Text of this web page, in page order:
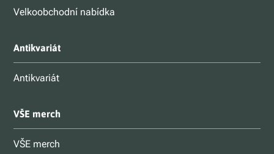
Velkoobchodní nabídka
Antikvariát
Antikvariát
VŠE merch
VŠE merch